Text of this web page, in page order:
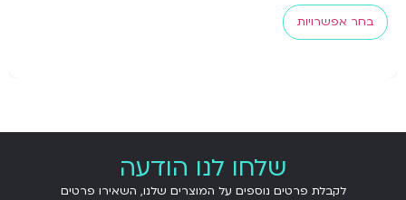
בחר אפשרויות
שלחו לנו הודעה
לקבלת פרטים נוספים על המוצרים שלנו, השאירו פרטים